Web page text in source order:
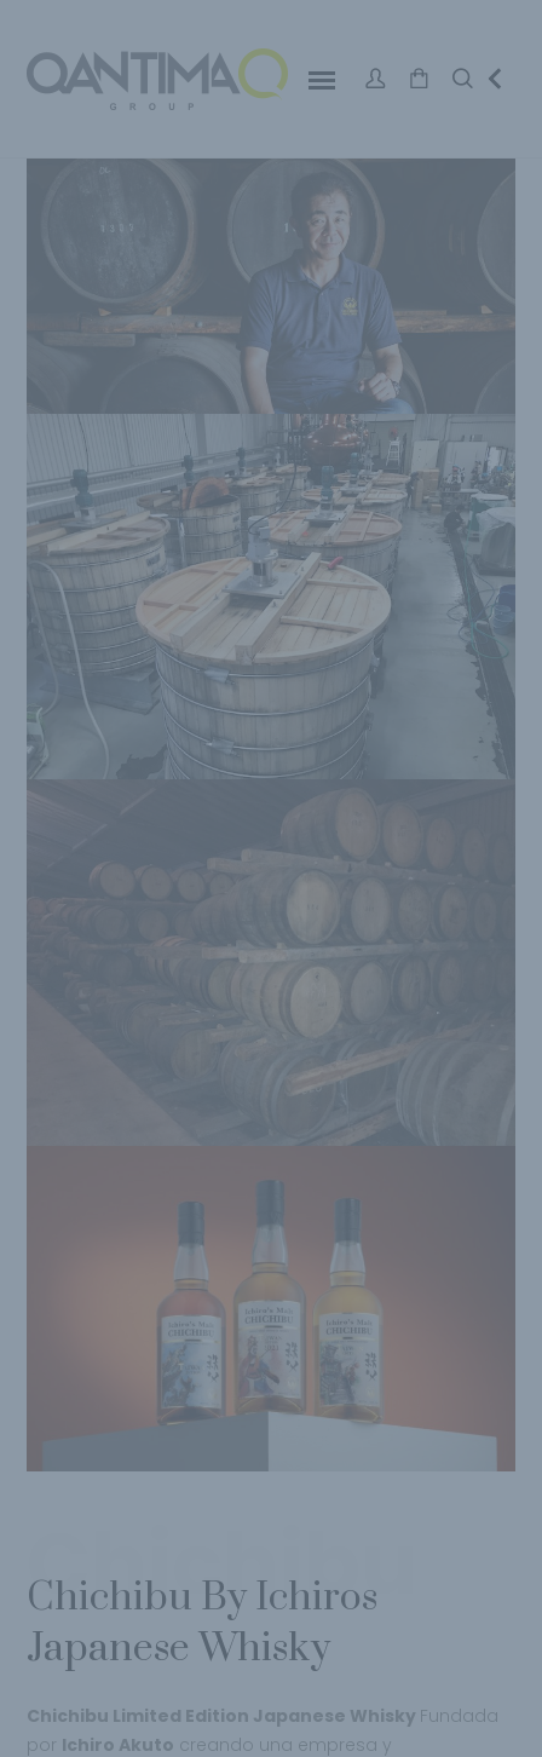
Chichibu
Chichibu By Ichiros
Japanese Whisky
Chichibu Limited Edition Japanese Whisky Fundada
por Ichiro Akuto creando una empresa y